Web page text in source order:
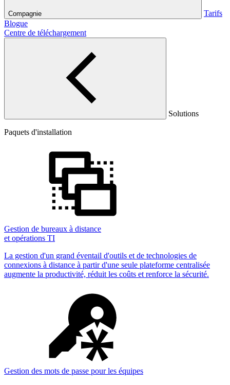
Compagnie
Tarifs
Blogue
Centre de téléchargement
Solutions
Paquets d'installation
Gestion de bureaux à distance
et opérations TI
La gestion d'un grand éventail d'outils et de technologies de
connexions à distance à partir d'une seule plateforme centralisée
augmente la productivité, réduit les coûts et renforce la sécurité.
Gestion des mots de passe pour les équipes